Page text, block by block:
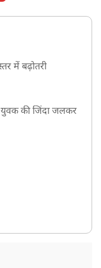
में बढ़ोतरी
की जिंदा जलकर